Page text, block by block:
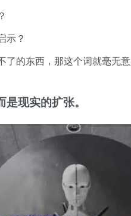
示？
了的东西，那这个词就毫无
现实的扩张。